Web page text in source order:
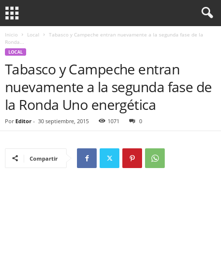
Inicio Local
Tabasco y Campeche entran nuevamente a la segunda fase de la
Ronda...
LOCAL
Tabasco y Campeche entran
nuevamente a la segunda fase de
la Ronda Uno energética
Por Editor - 30 septiembre, 2015 1071 0
Compartir